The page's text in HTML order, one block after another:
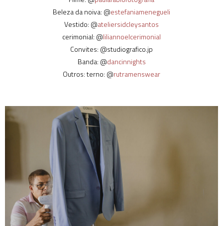
Beleza da noiva: @estefaniamenegueli
Vestido: @ateliersidcleysantos
cerimonial: @liliannoelcerimonial
Convites: @studiografico.jp
Banda: @dancinnights
Outros: terno: @rutramenswear